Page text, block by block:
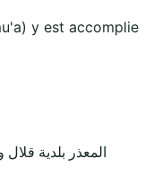
y est accomplie